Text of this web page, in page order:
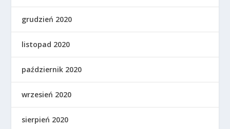
grudzień 2020
listopad 2020
październik 2020
wrzesień 2020
sierpień 2020